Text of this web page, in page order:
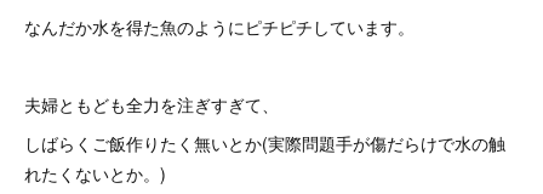
なんだか水を得た魚のようにピチピチしています。
夫婦ともども全力を注ぎすぎて、
しばらくご飯作りたく無いとか(実際問題手が傷だらけで水の触
れたくないとか。)